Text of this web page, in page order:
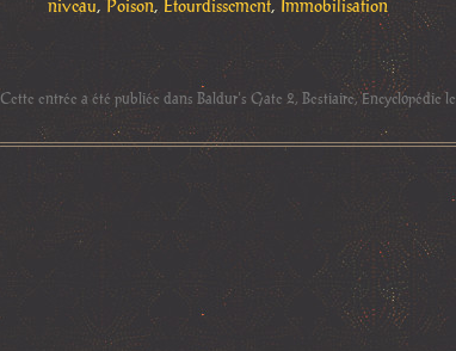
niveau, Poison, Étourdissement, Immobilisation
Cette entrée a été publiée dans Baldur's Gate 2, Bestiaire,Encyclopédie le